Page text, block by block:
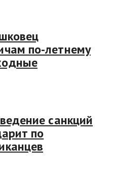
по-летнему
санкций
по